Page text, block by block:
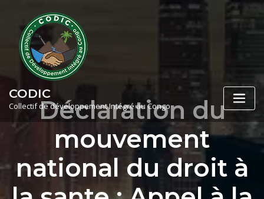
content
CODIC
Collectif de développement Intégré au Congo
Déclaration du
mouvement
national du droit à